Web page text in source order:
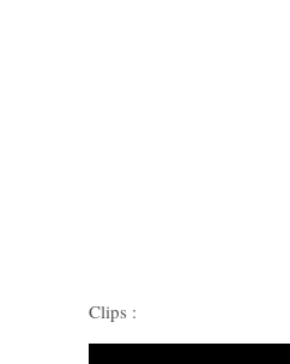
Clips :